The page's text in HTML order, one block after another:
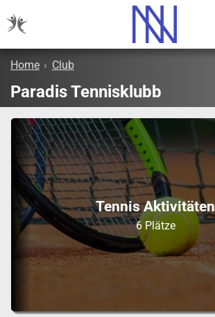
Home › Club
Paradis Tennisklubb
Tennis Aktivitäten
6 Plätze